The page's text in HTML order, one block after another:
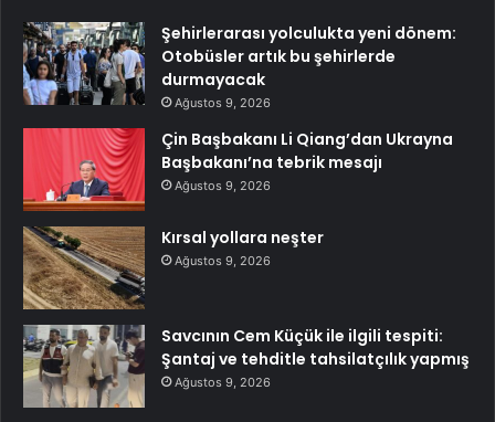
Şehirlerarası yolculukta yeni dönem:
Otobüsler artık bu şehirlerde
durmayacak
Ağustos 9, 2026
Çin Başbakanı Li Qiang’dan Ukrayna
Başbakanı’na tebrik mesajı
Ağustos 9, 2026
Kırsal yollara neşter
Ağustos 9, 2026
Savcının Cem Küçük ile ilgili tespiti:
Şantaj ve tehditle tahsilatçılık yapmış
Ağustos 9, 2026